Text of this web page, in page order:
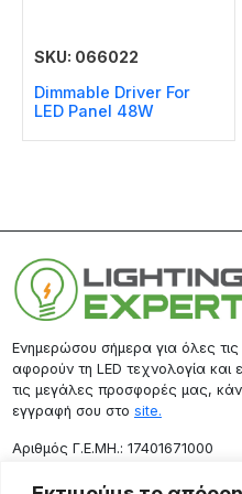
SKU: 066022
Dimmable Driver For
LED Panel 48W
Ενημερώσου σήμερα για όλες τις
αφορούν τη LED τεχνολογία
τις μεγάλες προσφορές μας,
εγγραφή σου στο site.
Aριθμός Γ.Ε.ΜΗ.: 17401671000